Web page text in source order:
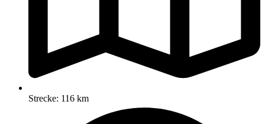
Strecke: 116 km